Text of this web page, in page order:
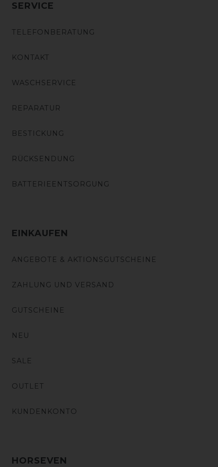
SERVICE
TELEFONBERATUNG
KONTAKT
WASCHSERVICE
REPARATUR
BESTICKUNG
RÜCKSENDUNG
BATTERIEENTSORGUNG
EINKAUFEN
ANGEBOTE & AKTIONSGUTSCHEINE
ZAHLUNG UND VERSAND
GUTSCHEINE
NEU
SALE
OUTLET
KUNDENKONTO
HORSEVEN